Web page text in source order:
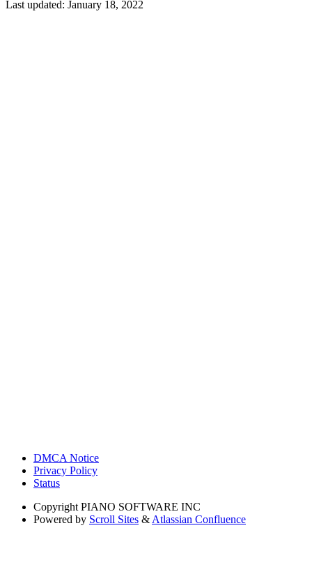
Last updated: January 18, 2022
DMCA Notice
Privacy Policy
Status
Copyright PIANO SOFTWARE INC
Powered by Scroll Sites & Atlassian Confluence